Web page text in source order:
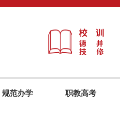
规范办学 职教高考